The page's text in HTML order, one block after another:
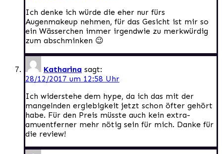
Ich denke ich würde die eher nur fürs
Augenmakeup nehmen, für das Gesicht ist mir so
ein Wässerchen immer irgendwie zu merkwürdig
zum abschminken 😉
Katharina sagt:
28/12/2017 um 12:58 Uhr
Ich widerstehe dem hype, da ich das mit der
mangelnden ergiebigkeit jetzt schon öfter gehört
habe. Für den Preis müsste auch kein extra-
amuentferner mehr nötig sein für mich. Danke für
die review!